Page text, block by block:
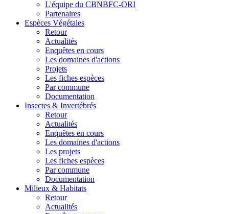
L'équipe du CBNBFC-ORI
Partenaires
Espèces Végétales
Retour
Actualités
Enquêtes en cours
Les domaines d'actions
Projets
Les fiches espèces
Par commune
Documentation
Insectes & Invertébrés
Retour
Actualités
Enquêtes en cours
Les domaines d'actions
Les projets
Les fiches espèces
Par commune
Documentation
Milieux & Habitats
Retour
Actualités